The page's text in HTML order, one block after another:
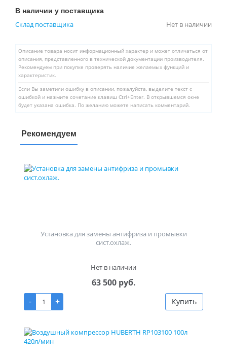
В наличии у поставщика
Склад поставщика Нет в наличии
Описание товара носит информационный характер и может отличаться от
описания, представленного в технической документации производителя.
Рекомендуем при покупке проверять наличие желаемых функций и
характеристик.
Если Вы заметили ошибку в описании, пожалуйста, выделите текст с
ошибкой и нажмите сочетание клавиш Ctrl+Enter. В открывшемся окне
будет указана ошибка. По желанию можете написать комментарий.
Рекомендуем
Установка для замены антифриза и промывки
сист.охлаж.
Нет в наличии
63 500 руб.
-
+ Купить